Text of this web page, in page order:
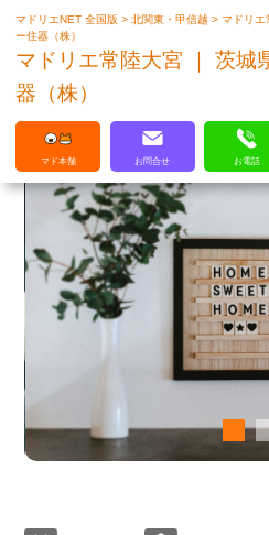
マドリエはLIXILの厳
マドリエNET 全国版>北関東・甲信越>マドリエ
ー住器（株）
マドリエ常陸大宮 ｜ 茨城
器（株）
マド本舗 お問合せ お電話